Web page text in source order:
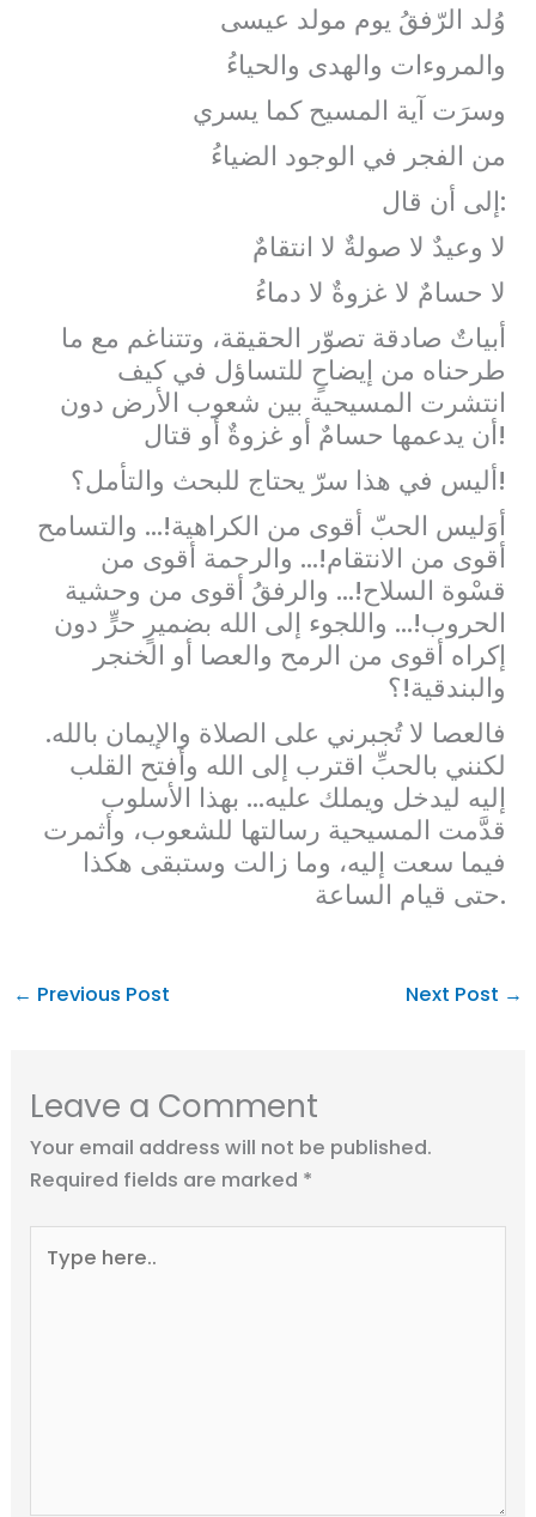
وُلد الرّفقُ يوم مولد عيسى
والمروءات والهدى والحياءُ
وسرَت آية المسيح كما يسري
من الفجر في الوجود الضياءُ
إلى أن قال:
لا وعيدٌ لا صولةٌ لا انتقامٌ
لا حسامٌ لا غزوةٌ لا دماءُ
أبياتٌ صادقة تصوّر الحقيقة، وتتناغم مع ما
طرحناه من إيضاحٍ للتساؤل في كيف
انتشرت المسيحية بين شعوب الأرض دون
أن يدعمها حسامٌ أو غزوةٌ أو قتال!
أليس في هذا سرّ يحتاج للبحث والتأمل؟!
أوَليس الحبّ أقوى من الكراهية!… والتسامح
أقوى من الانتقام!… والرحمة أقوى من
قسْوة السلاح!… والرفقُ أقوى من وحشية
الحروب!… واللجوء إلى الله بضميرٍ حرٍّ دون
إكراه أقوى من الرمح والعصا أو الخنجر
والبندقية!؟
فالعصا لا تُجبرني على الصلاة والإيمان بالله.
لكنني بالحبِّ اقترب إلى الله وأفتح القلب
إليه ليدخل ويملك عليه… بهذا الأسلوب
قدَّمت المسيحية رسالتها للشعوب، وأثمرت
فيما سعت إليه، وما زالت وستبقى هكذا
حتى قيام الساعة.
← Previous Post Next Post →
Leave a Comment
Your email address will not be published.
Required fields are marked *
here..